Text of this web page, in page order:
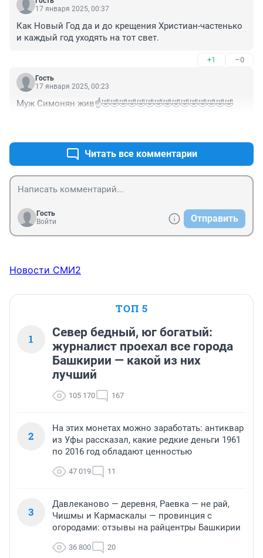
17 января 2025, 00:37
Как Новый Год да и до крещения Христиан-частенько
и каждый год уходять на тот свет.
+1 –0
Гость
17 января 2025, 00:23
Муж Симонян жив☝️🤣🤣🤣🤣🤣🤣🤣🤣🤣🤣🤣🤣🤣🤣🤣
Читать все комментарии
Гость
Войти
Отправить
Новости СМИ2
ТОП 5
1
Север бедный, юг богатый:
журналист проехал все города
Башкирии — какой из них
лучший
105 170 167
2
На этих монетах можно заработать: антиквар
из Уфы рассказал, какие редкие деньги 1961
по 2016 год обладают ценностью
47 019 11
3
Давлеканово — деревня, Раевка — не рай,
Чишмы и Кармаскалы — провинция с
огородами: отзывы на райцентры Башкирии
36 800 20